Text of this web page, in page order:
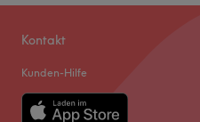
Kontakt
Kunden-Hilfe